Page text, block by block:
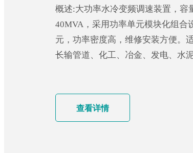
概述:大功率水冷变频调速装置，容
40MVA，采用功率单元模块化组合
元，功率密度高，维修安装方便。
长输管道、化工、冶金、发电、水
查看详情